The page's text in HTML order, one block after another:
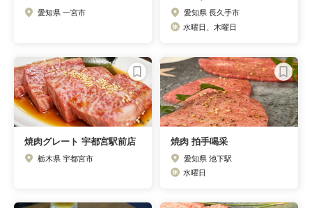
愛知県 一宮市
愛知県 長久手市
水曜日、木曜日
焼肉グレート 宇都宮駅前店
栃木県 宇都宮市
焼肉 拍手喝采
愛知県 池下駅
水曜日